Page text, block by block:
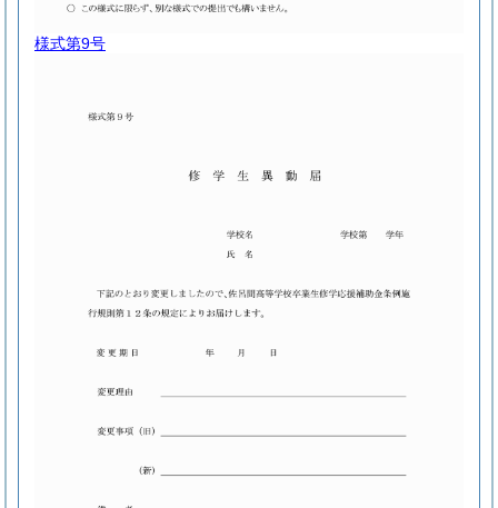
様式第9号